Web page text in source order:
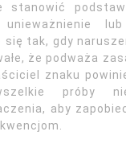
stanowić
lub
się tak, gdy
że podważa
znaku
próby
aby